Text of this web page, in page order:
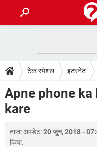
फोन पर अकाउंट बैलेंस चेक
WhatsApp Hack हो गया?
टेक-स्पेशल
2020 के फ्री एंटीवायरस
बेस्ट फ्री ऑनलाइन गेम्स
डाउनलोड
Vidmate
FORUM
TikTok Account Freeze हो गया
एनसाइक्लोपीडिया
टेक-स्पेशल इंटरनेट
Apne phone ka
kare
ताजा अपडेट:20 जून, 2018 -
किया.